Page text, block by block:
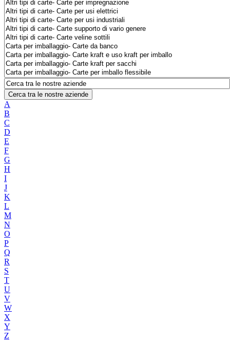
Cerca tra le nostre aziende
A
B
C
D
E
F
G
H
I
J
K
L
M
N
O
P
Q
R
S
T
U
V
W
X
Y
Z